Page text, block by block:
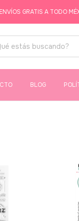
ENVÍOS GRATIS A TODO
BLOG